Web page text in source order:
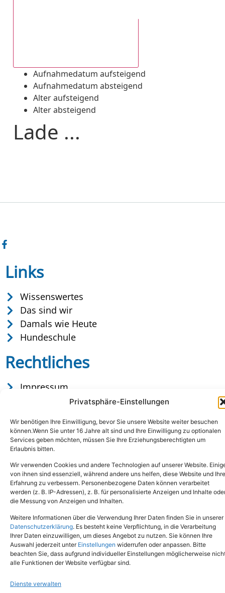
Privatsphäre-Einstellungen
Wir benötigen Ihre Einwilligung, bevor Sie unsere Website weiter besuchen
können.Wenn Sie unter 16 Jahre alt sind und Ihre Einwilligung zu optionalen
Services geben möchten, müssen Sie Ihre Erziehungsberechtigten um
Erlaubnis bitten.
Wir verwenden Cookies und andere Technologien auf unserer Website.
von ihnen sind essenziell, während andere uns helfen, diese Website und Ihre
Erfahrung zu verbessern. Personenbezogene Daten können verarbeitet
werden (z. B. IP-Adressen), z. B. für personalisierte Anzeigen und Inhalte
die Messung von Anzeigen und Inhalten.
Weitere Informationen über die Verwendung Ihrer Daten finden Sie in unserer
Datenschutzerklärung. Es besteht keine Verpflichtung, in die Verarbeitung
Ihrer Daten einzuwilligen, um dieses Angebot zu nutzen. Sie können Ihre
Auswahl jederzeit unter Einstellungen widerrufen oder anpassen. Bitte
beachten Sie, dass aufgrund individueller Einstellungen möglicherweise
alle Funktionen der Website verfügbar sind.
Dienste verwalten
Aufnahmedatum aufsteigend
Aufnahmedatum absteigend
Alter aufsteigend
Alter absteigend
Lade ...
Links
Wissenswertes
Das sind wir
Damals wie Heute
Hundeschule
Rechtliches
Impressum
Datenschutz
Copyright © 2024. Alle Rechte vorbehalten.
Tel.: (02651) - 77438info@tierheim-mayen.de
In der Pluns 1, 56727 Mayen